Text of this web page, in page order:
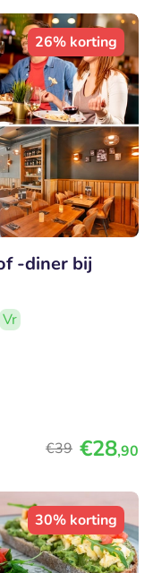
26% korting
-diner bij
Vr
€39 €28,90
30% korting